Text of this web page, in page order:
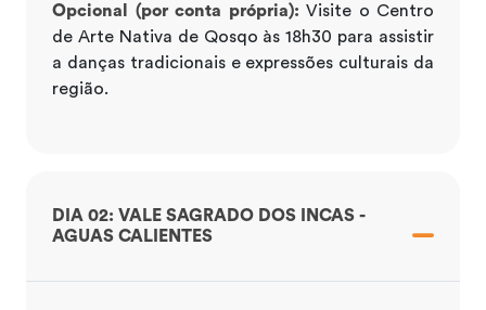
Opcional (por conta própria): Visite o Centro
de Arte Nativa de Qosqo às 18h30 para assistir
a danças tradicionais e expressões culturais da
região.
DIA 02: VALE SAGRADO DOS INCAS -
AGUAS CALIENTES